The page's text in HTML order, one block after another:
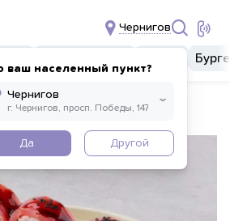
Чернигов
ваш населенный пункт?
Да Другой